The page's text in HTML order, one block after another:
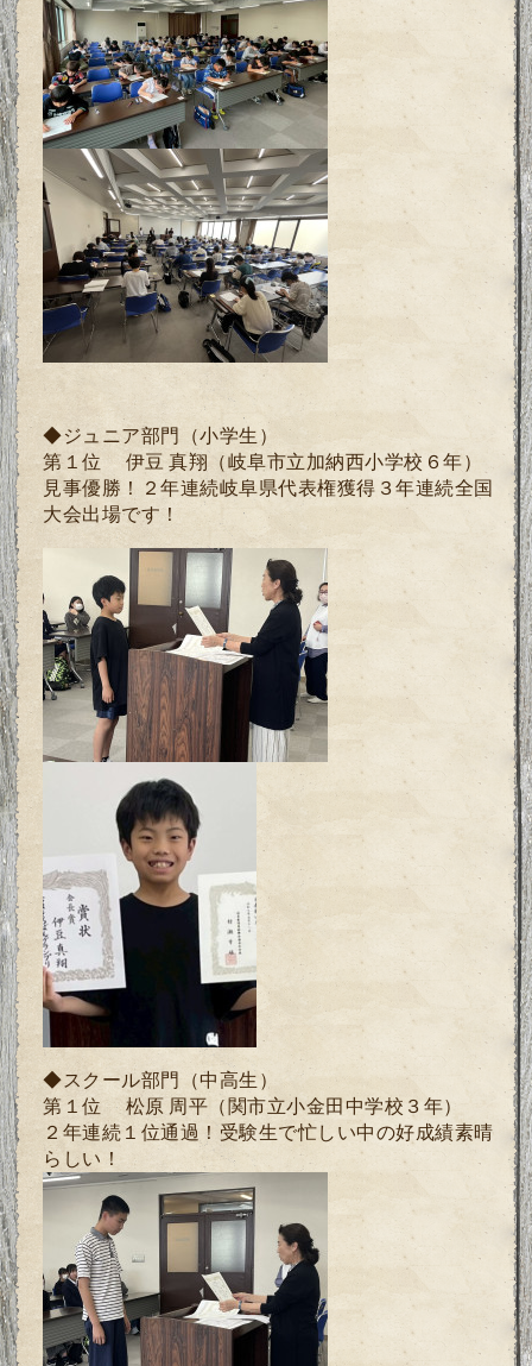
◆ジュニア部門（小学生）
第１位 伊豆 真翔（岐阜市立加納西小学校６年）
見事優勝！２年連続岐阜県代表権獲得３年連続全国
大会出場です！
◆スクール部門（中高生）
第１位 松原 周平 （関市立小金田中学校３年）
２年連続１位通過！受験生で忙しい中の好成績素晴
らしい！